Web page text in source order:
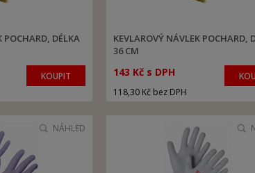
POCHARD, DÉLKA
KOUPIT
KEVLAROVÝ NÁVLEK POCHARD,
36 CM
143 Kč s DPH
118,30 Kč bez DPH
NÁHLED